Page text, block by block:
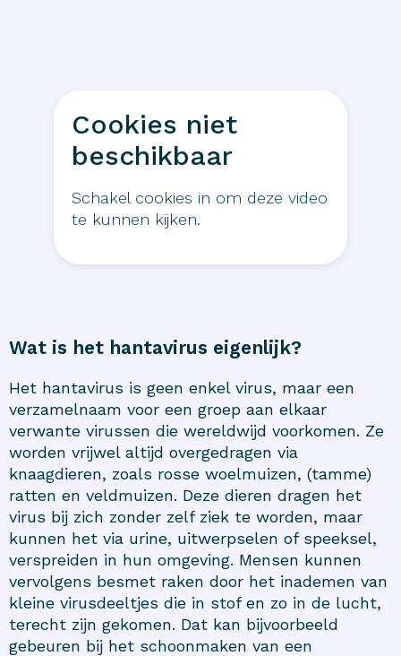
Cookies niet
beschikbaar
Schakel cookies in om deze video
te kunnen kijken.
Wat is het hantavirus eigenlijk?
Het hantavirus is geen enkel virus, maar een
verzamelnaam voor een groep aan elkaar
verwante virussen die wereldwijd voorkomen. Ze
worden vrijwel altijd overgedragen via
knaagdieren, zoals rosse woelmuizen, (tamme)
ratten en veldmuizen. Deze dieren dragen het
virus bij zich zonder zelf ziek te worden, maar
kunnen het via urine, uitwerpselen of speeksel,
verspreiden in hun omgeving. Mensen kunnen
vervolgens besmet raken door het inademen van
kleine virusdeeltjes die in stof en zo in de lucht,
terecht zijn gekomen. Dat kan bijvoorbeeld
gebeuren bij het schoonmaken van een